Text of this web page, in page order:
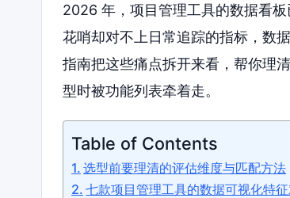
2026 年，项目管理工具的数据看
花哨却对不上日常追踪的指标，数
指南把这些痛点拆开来看，帮你理
型时被功能列表牵着走。
Table of Contents
选型前要理清的评估维度与匹配方法
七款项目管理工具的数据可视化特